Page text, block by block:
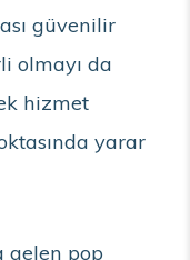
güvenilir
olmayı da
hizmet
yarar
gelen pop